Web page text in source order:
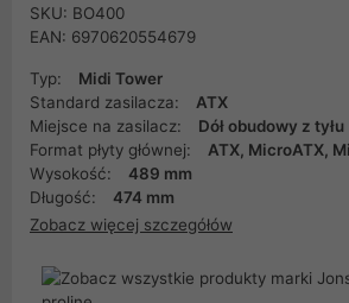
SKU: BO400
EAN: 6970620554679
Typ:
Midi Tower
Standard zasilacza:
ATX
Miejsce na zasilacz:
Dół obudowy z tyłu
Format płyty głównej:
ATX, MicroATX,
Wysokość:
489 mm
Długość:
474 mm
Zobacz więcej szczegółów